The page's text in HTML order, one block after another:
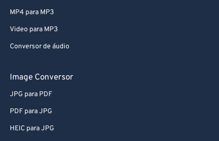
MP4 para MP3
Video para MP3
Conversor de áudio
Image Conversor
JPG para PDF
PDF para JPG
HEIC para JPG